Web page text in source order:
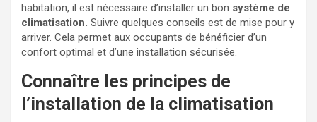
habitation, il est nécessaire d’installer un bon système de
climatisation. Suivre quelques conseils est de mise pour y
arriver. Cela permet aux occupants de bénéficier d’un
confort optimal et d’une installation sécurisée.
Connaître les principes de
l’installation de la climatisation